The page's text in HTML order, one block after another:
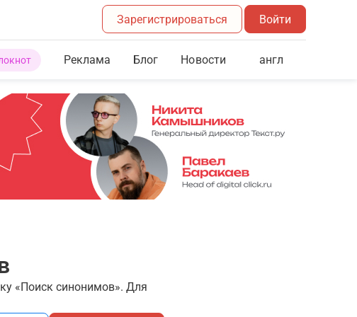
Зарегистрироваться Войти
Реклама Блог Новости англ
«Поиск синонимов». Для